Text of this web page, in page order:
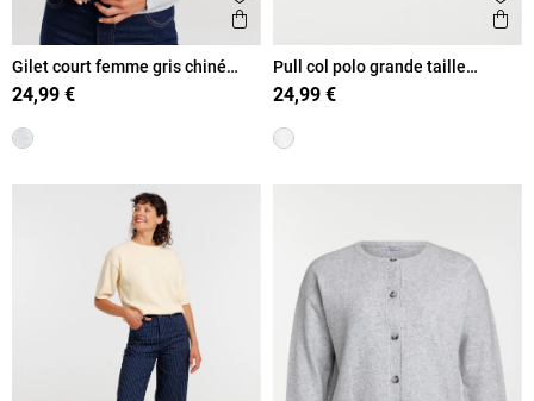
Ajouter aux favoris
Aperçu rapide
Gilet court femme gris chiné
moyen
24,99 €
Pull col polo grande taille
femme
24,99 €